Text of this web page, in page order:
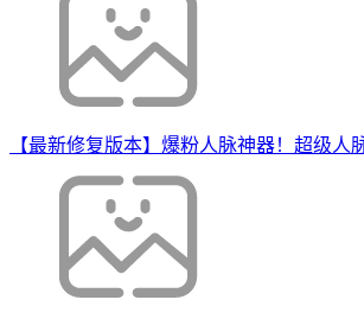
【最新修复版本】爆粉人脉神器！超级